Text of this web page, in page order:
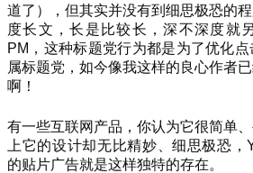
道了），但其实并没有到细思极恐的
度长文，长是比较长，深不深度就
PM，这种标题党行为都是为了优化
属标题党，如今像我这样的良心作者
啊！
有一些互联网产品，你认为它很简单
上它的设计却无比精妙、细思极恐
的贴片广告就是这样独特的存在。